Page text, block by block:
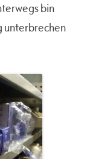
bin
unterbrechen